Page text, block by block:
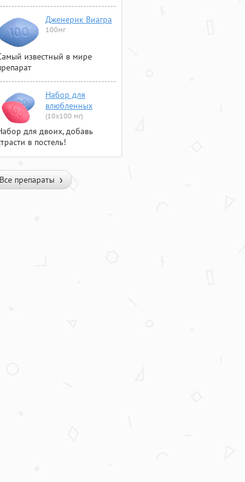
Дженерик Виагра
100мг
известный в мире
Набор для
влюбленных
(10х100 мг)
для двоих, добавь
в постель!
Все препараты